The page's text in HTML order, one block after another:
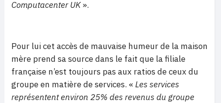
Computacenter UK».
Pour lui cet accès de mauvaise humeur de la maison
mère prend sa source dans le fait que la filiale
française n’est toujours pas aux ratios de ceux du
groupe en matière de services. « Les services
représentent environ 25% des revenus du groupe